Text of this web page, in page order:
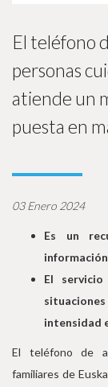
El teléfono
personas
atiende un
puesta en
03 Enero 2024
Es un
El
intensidad
El teléfono de
familiares de